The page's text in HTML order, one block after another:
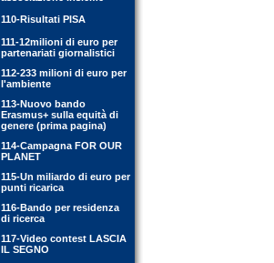
110-Risultati PISA
111-12milioni di euro per
partenariati giornalistici
112-233 milioni di euro per
l'ambiente
113-Nuovo bando
Erasmus+ sulla equità di
genere (prima pagina)
114-Campagna FOR OUR
PLANET
115-Un miliardo di euro per
punti ricarica
116-Bando per residenza
di ricerca
117-Video contest LASCIA
IL SEGNO